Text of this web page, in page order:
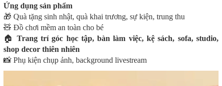
Ứng dụng sản phẩm
🎁 Quà tặng sinh nhật, quà khai trương, sự kiện, trung thu
🧸 Đồ chơi mềm an toàn cho bé
🏠 Trang trí góc học tập, bàn làm việc, kệ sách, sofa, studio,
shop decor thiên nhiên
📸 Phụ kiện chụp ảnh, background livestream